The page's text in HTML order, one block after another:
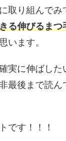
取り組んでみ
る伸びるま
います。
実に伸ばし
最後まで読
です！！！